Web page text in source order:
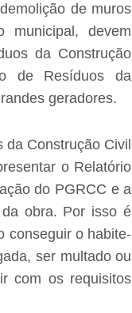
de muros
devem
da Construção
de Resíduos da
geradores.
Construção Civil
o Relatório
do PGRCC e a
obra. Por isso é
conseguir o habite-
ser multado ou
com os requisitos